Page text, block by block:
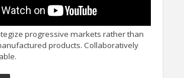
progressive markets rather than
products. Collaboratively